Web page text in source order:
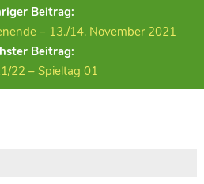
Beitrag:
– 13./14. November 2021
Beitrag:
22 – Spieltag 01